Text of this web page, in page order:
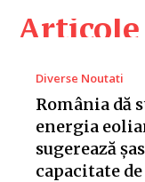
Diverse Noutati
România dă
energia
sugerează
capacitate de